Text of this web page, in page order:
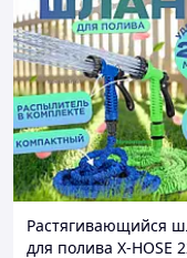
Растягивающийся
для полива X-HOSE